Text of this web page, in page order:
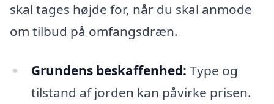
skal tages højde for, når du skal anmode
om tilbud på omfangsdræn.
Grundens beskaffenhed: Type og
tilstand af jorden kan påvirke prisen.